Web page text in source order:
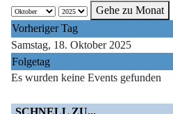
Gehe zu Monat
Vorheriger Tag
Samstag, 18. Oktober 2025
Folgetag
Es wurden keine Events gefunden